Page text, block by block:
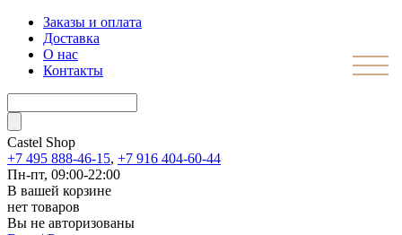
Заказы и оплата
Доставка
О нас
Контакты
Castel Shop
+7 495 888-46-15, +7 916 404-60-44
Пн-пт, 09:00-22:00
В вашей корзине
нет товаров
Вы не авторизованы